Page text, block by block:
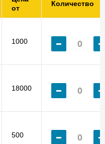
от
Количество
1000
18000
500